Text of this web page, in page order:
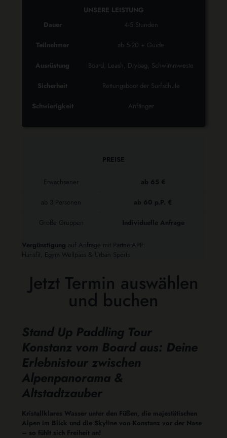
UNSERE LEISTUNG
Dauer
4-5 Stunden
Teilnehmer ab 5-20 + Guide
Ausrüstung Board, Leash, Drybag, Schwimmweste
Sicherheit Rettungsboot der Surfschule
Schwierigkeit Anfänger
PREISE
Erwachsener ab 65 €
ab 3 Personen ab 60 p.P. €
Große Gruppen Individuelle Anfrage
Vergünstigung auf Anfrage mit PartnerAPP:
Hansfit, Egym Wellpass & Urban Sports
Jetzt Termin auswählen
und buchen
Stand Up Paddling Tour
Konstanz vom Board aus: Deine
Erlebnistour zwischen
Alpenpanorama &
Altstadtzauber
Kristallklares Wasser unter den Füßen, die majestätischen
Alpen im Blick und die Skyline von Konstanz vor der Nase
– so fühlt sich Freiheit an!